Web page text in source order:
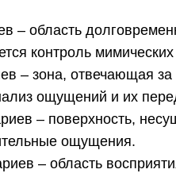
– область
контроль
– зона, отвечающая
ощущений и их
– поверхность,
ощущения.
– область